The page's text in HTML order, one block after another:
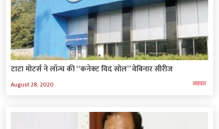
टाटा मोटर्स ने लॉन्च की “कनेक्ट विद सोल” वेबिनार सीरीज
August 28, 2020 व्‍यापार